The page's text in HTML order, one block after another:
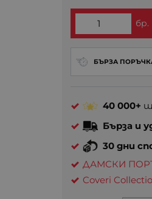
бр.
БЪРЗА
40 000+
Бърза и
30 дни
ДАМСКИ
Coveri